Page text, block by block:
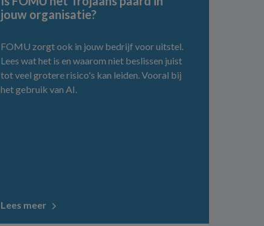
jouw organisatie?
FOMU zorgt ook in jouw bedrijf voor uitstel.
Lees wat het is en waarom niet beslissen juist
tot veel grotere risico's kan leiden. Vooral bij
het gebruik van AI.
Lees meer